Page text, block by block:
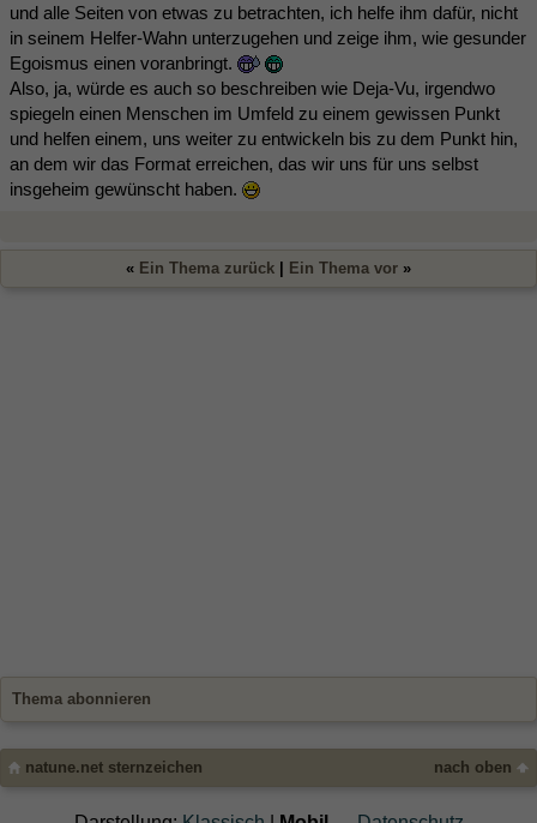
und alle Seiten von etwas zu betrachten, ich helfe ihm dafür, nicht
in seinem Helfer-Wahn unterzugehen und zeige ihm, wie gesunder
Egoismus einen voranbringt.
Also, ja, würde es auch so beschreiben wie Deja-Vu, irgendwo
spiegeln einen Menschen im Umfeld zu einem gewissen Punkt
und helfen einem, uns weiter zu entwickeln bis zu dem Punkt hin,
an dem wir das Format erreichen, das wir uns für uns selbst
insgeheim gewünscht haben.
« Ein Thema zurück | Ein Thema vor »
Thema abonnieren
nach oben
natune.net sternzeichen